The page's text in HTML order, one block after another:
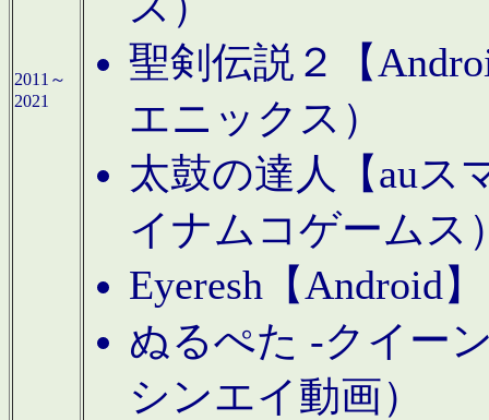
2011～
2021
聖剣伝説２【
エニックス）
太鼓の達人【auス
イナムコゲームス
Eyeresh【Android
ぬるぺた -クイー
シンエイ動画）